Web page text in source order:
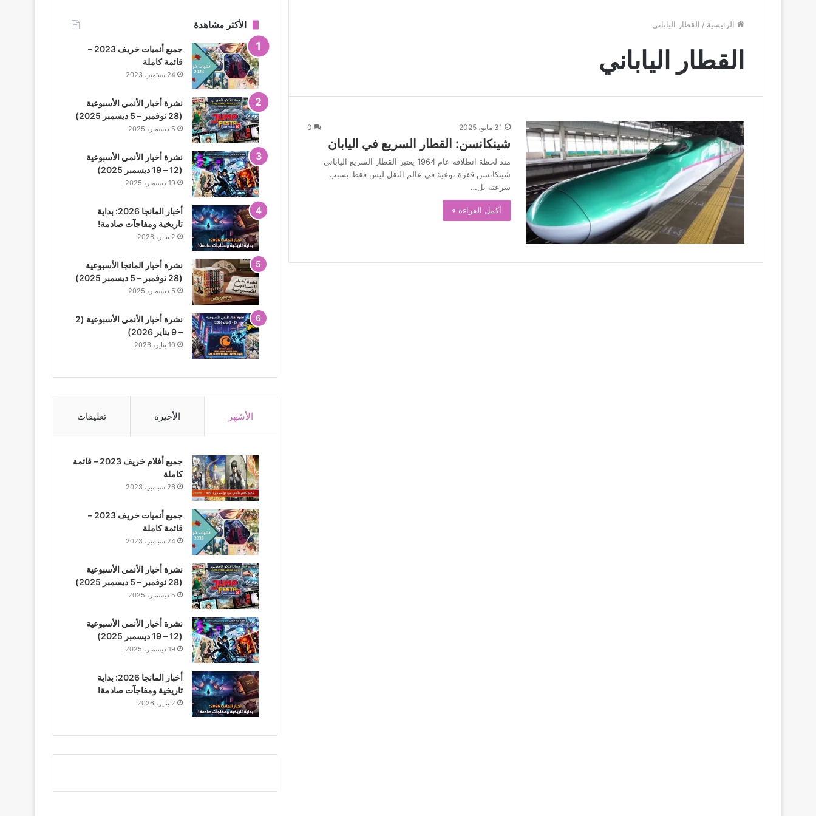
الرئيسية / القطار الياباني
القطار الياباني
31 مايو، 2025 0
شينكانسن: القطار السريع في اليابان
منذ لحظة انطلاقه عام 1964 يعتبر القطار السريع الياباني
شينكانسن قفزة نوعية في عالم النقل ليس فقط بسبب
سرعته بل…
أكمل القراءة »
الأكثر مشاهدة
جميع أنميات خريف 2023 –
قائمة كاملة
24 سبتمبر، 2023
نشرة أخبار الأنمي الأسبوعية
(28 نوفمبر – 5 ديسمبر 2025)
5 ديسمبر، 2025
نشرة أخبار الأنمي الأسبوعية
(12 – 19 ديسمبر 2025)
19 ديسمبر، 2025
أخبار المانجا 2026: بداية
تاريخية ومفاجآت صادمة!
2 يناير، 2026
نشرة أخبار المانجا الأسبوعية
(28 نوفمبر – 5 ديسمبر 2025)
5 ديسمبر، 2025
نشرة أخبار الأنمي الأسبوعية (2
– 9 يناير 2026)
10 يناير، 2026
الأشهر الأخيرة تعليقات
جميع أفلام خريف 2023 – قائمة
كاملة
26 سبتمبر، 2023
جميع أنميات خريف 2023 –
قائمة كاملة
24 سبتمبر، 2023
نشرة أخبار الأنمي الأسبوعية
(28 نوفمبر – 5 ديسمبر 2025)
5 ديسمبر، 2025
نشرة أخبار الأنمي الأسبوعية
(12 – 19 ديسمبر 2025)
19 ديسمبر، 2025
أخبار المانجا 2026: بداية
تاريخية ومفاجآت صادمة!
2 يناير، 2026